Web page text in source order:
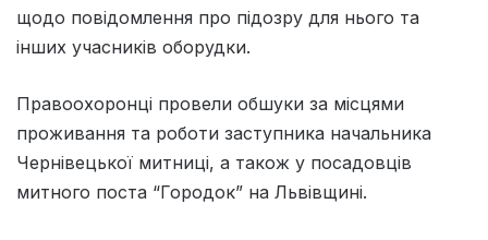
щодо повідомлення про підозру для нього та
інших учасників оборудки.
Правоохоронці провели обшуки за місцями
проживання та роботи заступника начальника
Чернівецької митниці, а також у посадовців
митного поста “Городок” на Львівщині.